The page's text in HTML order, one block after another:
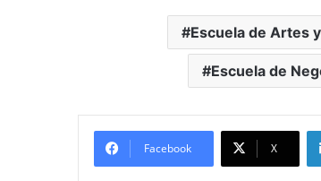
Escuela de Artes
Escuela de
Facebook X